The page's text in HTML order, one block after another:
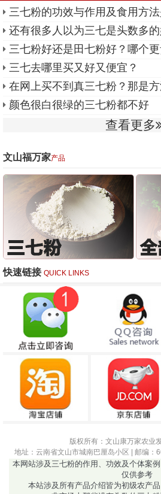
三七粉的功效与作用及食用方法
还有很多人以为三七是头数多
三七粉好还是田七粉好？哪个更
三七去哪里买又好又便宜？
在网上买不到真三七粉？那是
颜色很白很绿的三七粉都不好
查看更多
文山福万家产品
快速链接 QUICK LINKS
版权所有：文山康万家农业
地址：云南省文山市城南巴厘岛小区 | 邮编
本网站涉及三七粉的作用、功效及个体案
仅供参考
本站涉及所有产品介绍皆为初级农产